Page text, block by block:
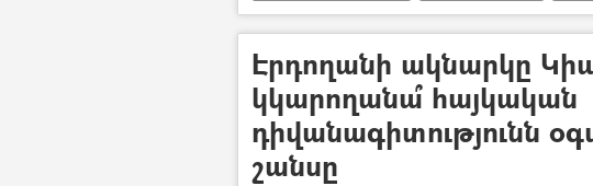
Էրդողանի ակնարկը
կկարողանա՞ հայկական
դիվանագիտությունն
շանսը